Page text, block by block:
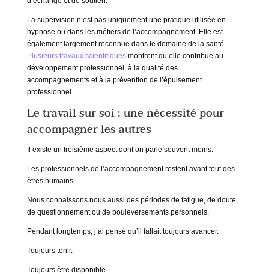
La supervision n’est pas uniquement une pratique utilisée en
hypnose ou dans les métiers de l’accompagnement. Elle est
également largement reconnue dans le domaine de la santé.
Plusieurs travaux scientifiquesmontrent qu’elle contribue au
développement professionnel, à la qualité des
accompagnements et à la prévention de l’épuisement
professionnel.
Le travail sur soi : une nécessité pour
accompagner les autres
Il existe un troisième aspect dont on parle souvent moins.
Les professionnels de l’accompagnement restent avant tout des
êtres humains.
Nous connaissons nous aussi des périodes de fatigue, de doute,
de questionnement ou de bouleversements personnels.
Pendant longtemps, j’ai pensé qu’il fallait toujours avancer.
Toujours tenir.
Toujours être disponible.